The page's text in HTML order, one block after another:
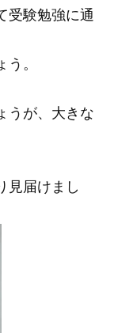
受験勉強に通
。
うが、大きな
見届けまし